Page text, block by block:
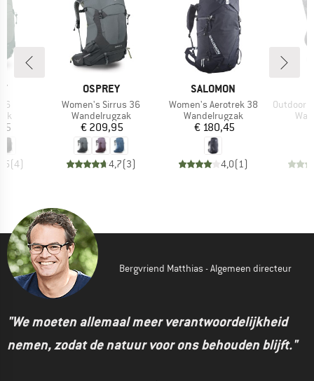
(4)
MERK
OSPREY
Artikel
Women's Sirrus 36
Productgroep
Wandelrugzak
Prijs
€ 209,95
4,7(3)
MERK
SALOMON
Artikel
Women's Aerotrek 38
Productgroep
Wandelrugzak
Prijs
€ 180,45
4,0(1)
Artikel
Outdoor
Bergvriend Matthias - Algemeen directeur
"We moeten allemaal meer verantwoordelijkheid
nemen, zodat de natuur voor ons behouden blijft."